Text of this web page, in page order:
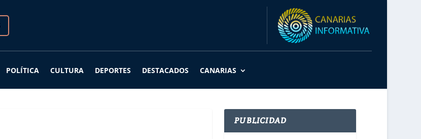
POLÍTICA CULTURA DEPORTES DESTACADOS CANARIAS
PUBLICIDAD